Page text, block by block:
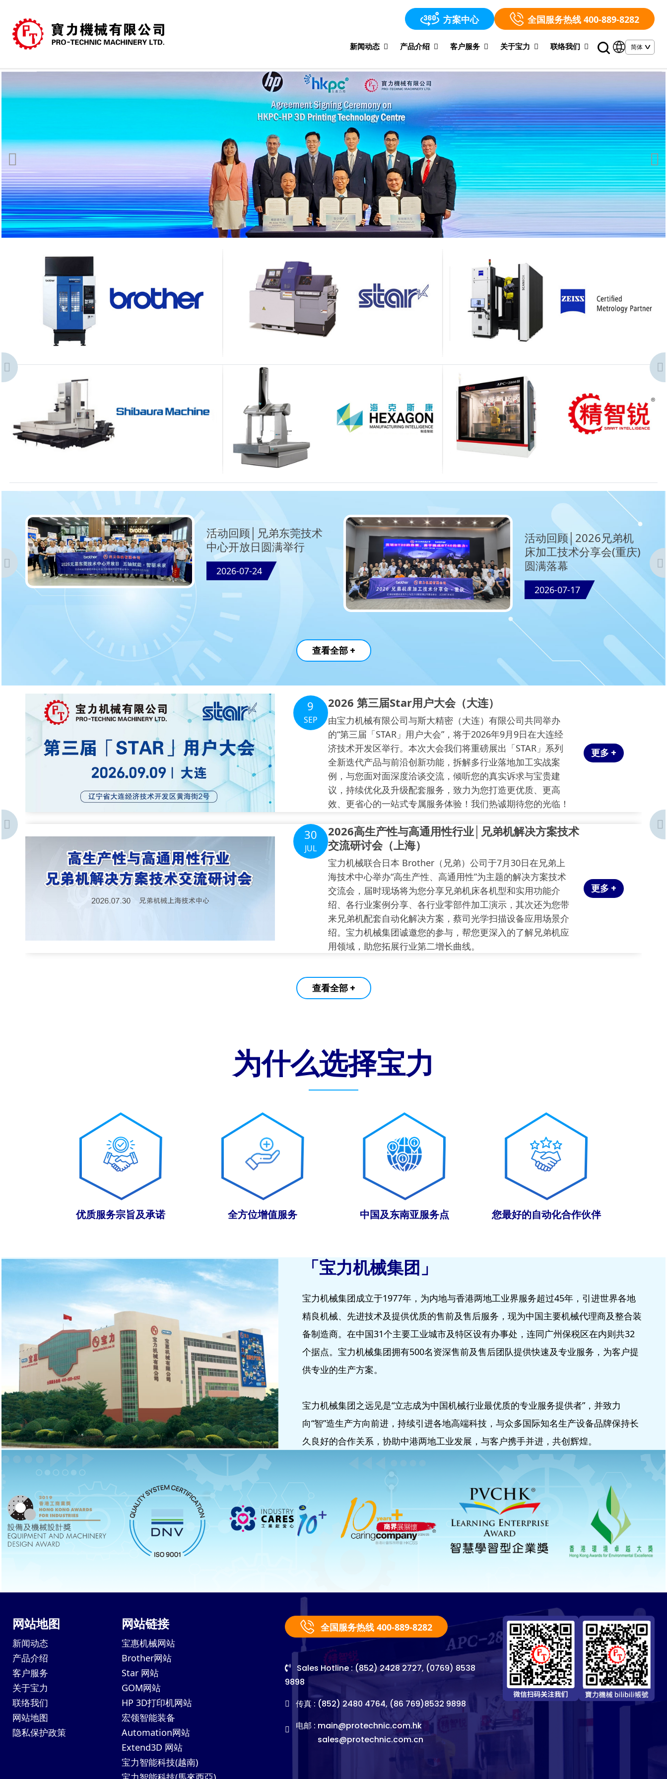
方案中心 全国服务热线 400-889-8282
新闻动态 产品介绍 客户服务 关于宝力 联络我们
活动回顾│兄弟东莞技术
中心开放日圆满举行
2026-07-24
活动回顾│2026兄弟机
床加工技术分享会(重庆)
圆满落幕
2026-07-17
查看全部 +
9
SEP
2026 第三届Star用户大会（大连）
由宝力机械有限公司与斯大精密（大连）有限公司共同举办
的“第三届「STAR」用户大会”，将于2026年9月9日在大连经
济技术开发区举行。本次大会我们将重磅展出「STAR」系列
全新迭代产品与前沿创新功能，拆解多行业落地加工实战案
例，与您面对面深度洽谈交流，倾听您的真实诉求与宝贵建
议，持续优化及升级配套服务，致力为您打造更优质、更高
效、更省心的一站式专属服务体验！我们热诚期待您的光临！
更多 +
30
JUL
2026高生产性与高通用性行业│兄弟机解决方案技术
交流研讨会（上海）
宝力机械联合日本 Brother（兄弟）公司于7月30日在兄弟上
海技术中心举办“高生产性、高通用性”为主题的解决方案技术
交流会，届时现场将为您分享兄弟机床各机型和实用功能介
绍、各行业案例分享、各行业零部件加工演示，其次还为您带
来兄弟机配套自动化解决方案，蔡司光学扫描设备应用场景介
绍。宝力机械集团诚邀您的参与，帮您更深入的了解兄弟机应
用领域，助您拓展行业第二增长曲线。
更多 +
查看全部 +
为什么选择宝力
优质服务宗旨及承诺 全方位增值服务 中国及东南亚服务点 您最好的自动化合作伙伴
「宝力机械集团」
宝力机械集团成立于1977年，为内地与香港两地工业界服务超过45年，引进世界各地
精良机械、先进技术及提供优质的售前及售后服务，现为中国主要机械代理商及整合装
备制造商。在中国31个主要工业城市及特区设有办事处，连同广州保税区在内则共32
个据点。宝力机械集团拥有500名资深售前及售后团队提供快速及专业服务，为客户提
供专业的生产方案。
宝力机械集团之远见是“立志成为中国机械行业最优质的专业服务提供者”，并致力
向“智”造生产方向前进，持续引进各地高端科技，与众多国际知名生产设备品牌保持长
久良好的合作关系，协助中港两地工业发展，与客户携手并进，共创辉煌。
网站地图
新闻动态
产品介绍
客户服务
关于宝力
联络我们
网站地图
隐私保护政策
网站链接
宝惠机械网站
Brother网站
Star 网站
GOM网站
HP 3D打印机网站
宏领智能装备
Automation网站
Extend3D 网站
宝力智能科技(越南)
全国服务热线 400-889-8282
Sales Hotline : (852) 2428 2727, (0769) 8538
9898
传真 : (852) 2480 4764, (86 769)8532 9898
电邮 : main@protechnic.com.hk
sales@protechnic.com.cn